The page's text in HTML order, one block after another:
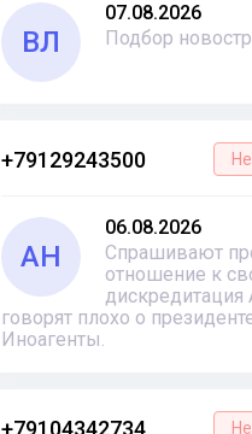
ВЛ
07.08.2026
Подбор
+79129243500
АН
06.08.2026
Спрашивают
отношение к
говорят плохо о
Иноагенты.
+79104342734